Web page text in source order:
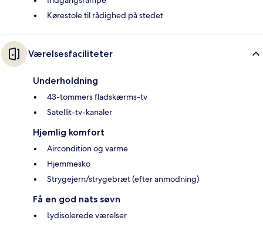
Kørestole til rådighed på stedet
Værelsesfaciliteter
Underholdning
43-tommers fladskærms-tv
Satellit-tv-kanaler
Hjemlig komfort
Aircondition og varme
Hjemmesko
Strygejern/strygebræt (efter anmodning)
Få en god nats søvn
Lydisolerede værelser